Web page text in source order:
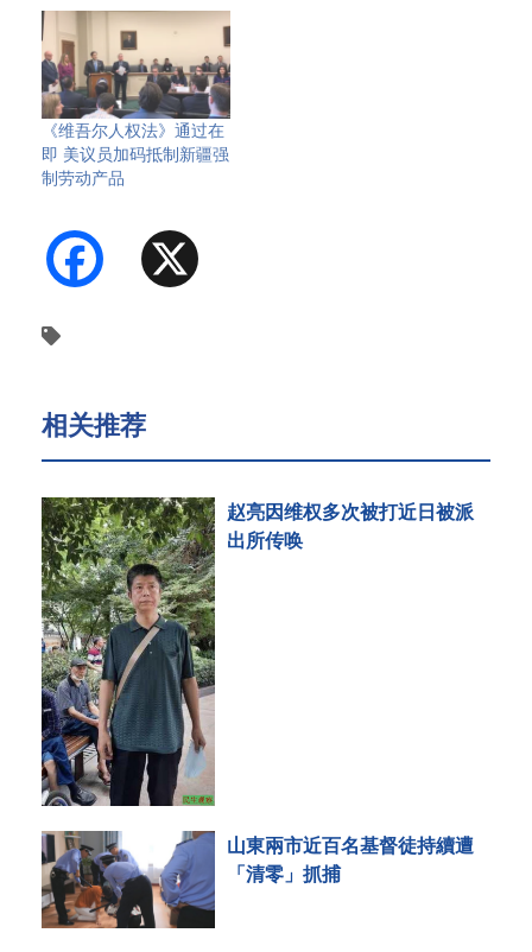
《维吾尔人权法》通过在
即 美议员加码抵制新疆强
制劳动产品
Facebook
相关推荐
赵亮因维权多次被打近日被派
出所传唤
山東兩市近百名基督徒持續遭
「清零」抓捕